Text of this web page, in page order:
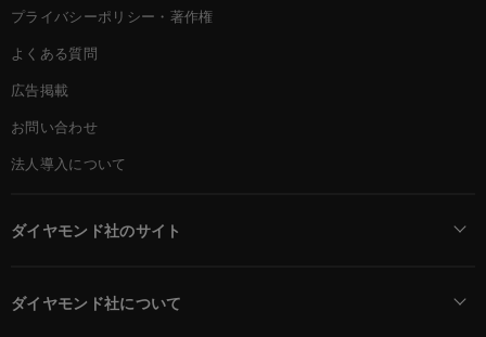
プライバシーポリシー・著作権
よくある質問
広告掲載
お問い合わせ
法人導入について
ダイヤモンド社のサイト
ダイヤモンド社について